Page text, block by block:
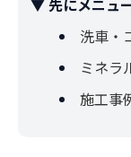
洗車・
ミネラ
施工事